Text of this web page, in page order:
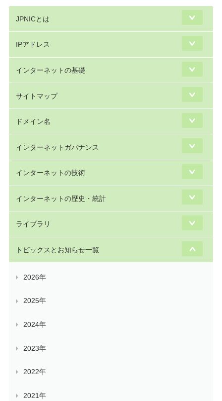
JPNICとは
IPアドレス
インターネットの基礎
サイトマップ
ドメイン名
インターネットガバナンス
インターネットの技術
インターネットの歴史・統計
ライブラリ
トピックスとお知らせ一覧
2026年
2025年
2024年
2023年
2022年
2021年